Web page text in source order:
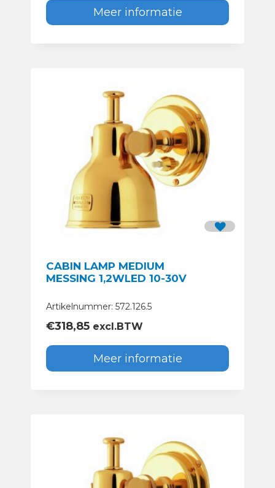
Meer informatie
CABIN LAMP MEDIUM
MESSING 1,2WLED 10-30V
Artikelnummer: 572.126.5
€318,85 excl.BTW
Meer informatie